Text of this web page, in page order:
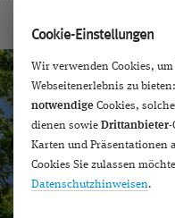
Cookie-Einstellungen
Wir verwenden Cookies,
Webseitenerlebnis zu
notwendige Cookies,
dienen sowie Drittanbieter-
Karten und Präsentationen
Cookies Sie zulassen
Datenschutzhinweisen.